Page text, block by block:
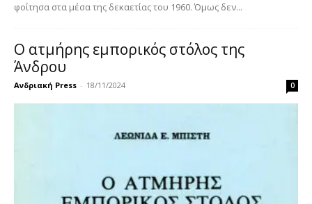
φοίτησα στα μέσα της δεκαετίας του 1960. Όμως δεν...
Ο ατμήρης εμπορικός στόλος της
Άνδρου
Ανδριακή Press - 18/11/2024 0